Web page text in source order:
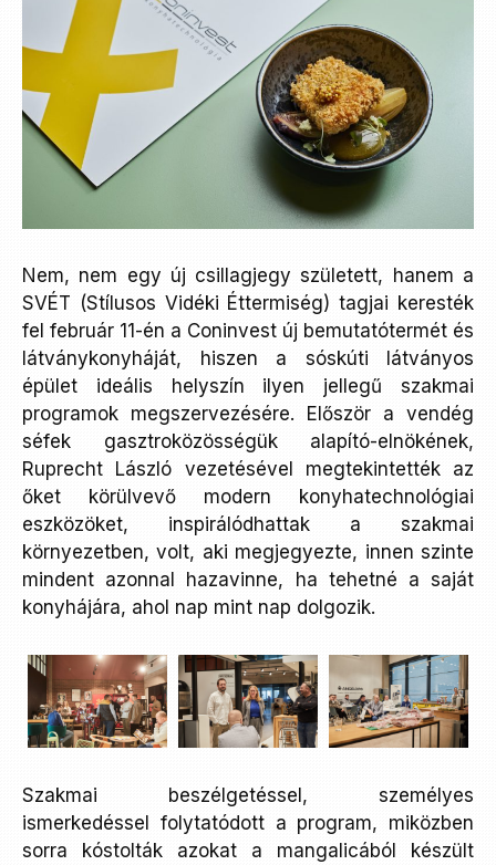
Nem, nem egy új csillagjegy született, hanem a
SVÉT (Stílusos Vidéki Éttermiség) tagjai keresték
fel február 11-én a Coninvest új bemutatótermét és
látványkonyháját, hiszen a sóskúti látványos
épület ideális helyszín ilyen jellegű szakmai
programok megszervezésére. Először a vendég
séfek gasztroközösségük alapító-elnökének,
Ruprecht László vezetésével megtekintették az
őket körülvevő modern konyhatechnológiai
eszközöket, inspirálódhattak a szakmai
környezetben, volt, aki megjegyezte, innen szinte
mindent azonnal hazavinne, ha tehetné a saját
konyhájára, ahol nap mint nap dolgozik.
Szakmai beszélgetéssel, személyes
ismerkedéssel folytatódott a program, miközben
sorra kóstolták azokat a mangalicából készült